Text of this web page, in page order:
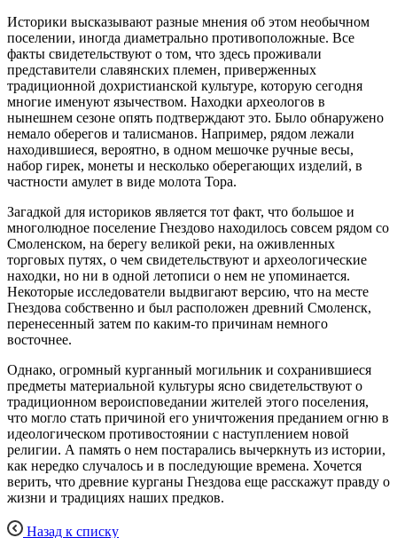
Историки высказывают разные мнения об этом необычном
поселении, иногда диаметрально противоположные. Все
факты свидетельствуют о том, что здесь проживали
представители славянских племен, приверженных
традиционной дохристианской культуре, которую сегодня
многие именуют язычеством. Находки археологов в
нынешнем сезоне опять подтверждают это. Было обнаружено
немало оберегов и талисманов. Например, рядом лежали
находившиеся, вероятно, в одном мешочке ручные весы,
набор гирек, монеты и несколько оберегающих изделий, в
частности амулет в виде молота Тора.
Загадкой для историков является тот факт, что большое и
многолюдное поселение Гнездово находилось совсем рядом со
Смоленском, на берегу великой реки, на оживленных
торговых путях, о чем свидетельствуют и археологические
находки, но ни в одной летописи о нем не упоминается.
Некоторые исследователи выдвигают версию, что на месте
Гнездова собственно и был расположен древний Смоленск,
перенесенный затем по каким-то причинам немного
восточнее.
Однако, огромный курганный могильник и сохранившиеся
предметы материальной культуры ясно свидетельствуют о
традиционном вероисповедании жителей этого поселения,
что могло стать причиной его уничтожения преданием огню в
идеологическом противостоянии с наступлением новой
религии. А память о нем постарались вычеркнуть из истории,
как нередко случалось и в последующие времена. Хочется
верить, что древние курганы Гнездова еще расскажут правду о
жизни и традициях наших предков.
Назад к списку